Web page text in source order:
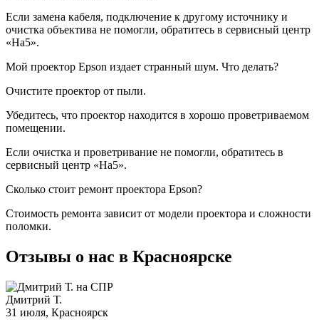
Если замена кабеля, подключение к другому источнику и
очистка объектива не помогли, обратитесь в сервисный центр
«На5».
Мой проектор Epson издает странный шум. Что делать?
Очистите проектор от пыли.
Убедитесь, что проектор находится в хорошо проветриваемом
помещении.
Если очистка и проветривание не помогли, обратитесь в
сервисный центр «На5».
Сколько стоит ремонт проектора Epson?
Стоимость ремонта зависит от модели проектора и сложности
поломки.
Отзывы о нас в Красноярске
Дмитрий Т.
31 июля, Красноярск